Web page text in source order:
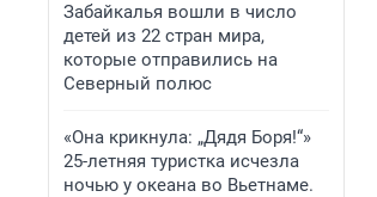
Забайкалья вошли в число
детей из 22 стран мира,
которые отправились на
Северный полюс
«Она крикнула: „Дядя Боря!“»
25-летняя туристка исчезла
ночью у океана во Вьетнаме.